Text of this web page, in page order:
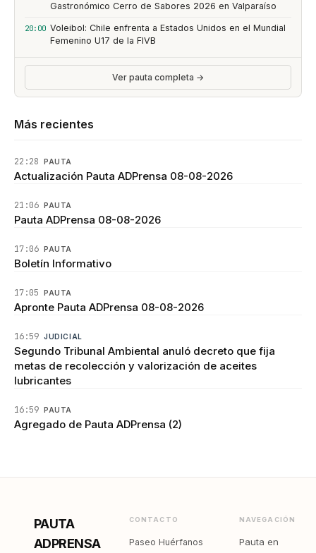
Gastronómico Cerro de Sabores 2026 en Valparaíso
20:00 Voleibol: Chile enfrenta a Estados Unidos en el Mundial
Femenino U17 de la FIVB
Ver pauta completa →
Más recientes
22:28 PAUTA
Actualización Pauta ADPrensa 08-08-2026
21:06 PAUTA
Pauta ADPrensa 08-08-2026
17:06 PAUTA
Boletín Informativo
17:05 PAUTA
Apronte Pauta ADPrensa 08-08-2026
16:59 JUDICIAL
Segundo Tribunal Ambiental anuló decreto que fija
metas de recolección y valorización de aceites
lubricantes
16:59 PAUTA
Agregado de Pauta ADPrensa (2)
PAUTA
ADPRENSA
CONTACTO
Paseo Huérfanos
NAVEGACIÓN
Pauta en